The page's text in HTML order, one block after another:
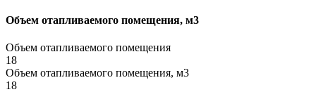
Объем отапливаемого помещения, м3
Объем отапливаемого помещения
18
Объем отапливаемого помещения, м3
18